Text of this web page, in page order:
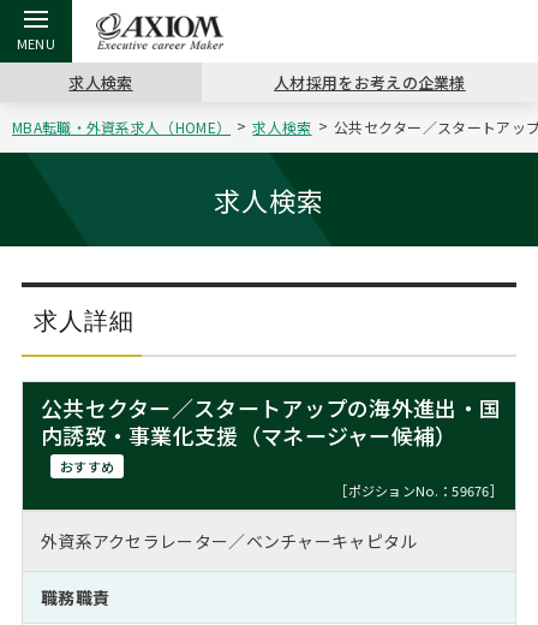
戻る
アクシアムの特長
戻る
コンサ
サービス案内
戻る
キャリ
コンサルタントの紹介
戻る
キャリア支援 TOP
キャリアデザイン講座
（最新求人市場動向）
戻る
MBAの
ステージ別アドバイス
MBAの転職事例
MBAからのFAQ
MBA留学生数の推移
戻る
日本か
インターン受入企業一覧
戻る
転職ツール TOP
英文レジュメの書き方
戻る
パワー
職務経歴書の書き方
よくある面接Q&A集
戻る
転職コラム TOP
“展”職相談室
転職市場の明日をよめ
転職成功への4つの鍵
注目企業インタビュー
戻る
イベント・セミナー TOP
ジョブフェア
キャリアデザインセミナー
キャリアフォーラム
Career Talk Live
MBA NETWORKING
戻る
会社概要 TOP
沿革
主なクライアント
採用情報
ニュースリリース
求人検索 人材採用をお考えの企業様
MBA転職・外資系求人（HOME） 求人検索 公共セクター／スタートアッ
求人検索
求人詳細
公共セクター／スタートアップの海外進出・国
内誘致・事業化支援（マネージャー候補）
おすすめ
［ポジションNo.：59676］
外資系アクセラレーター／ベンチャーキャピタル
職務職責